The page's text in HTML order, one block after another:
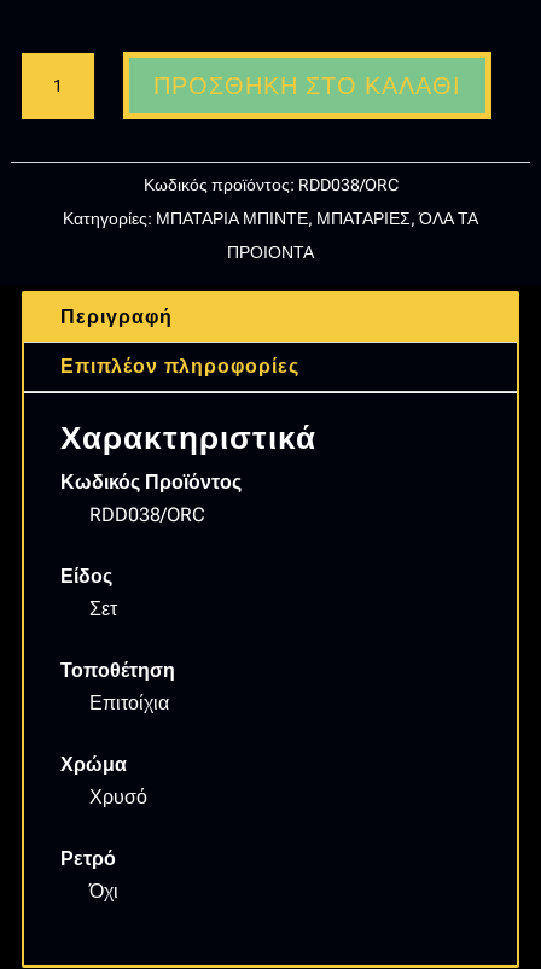
ΣΕΤ
RDD038/ORC
ποσότητα
ΠΡΟΣΘΉΚΗ ΣΤΟ ΚΑΛΆΘΙ
Κωδικός προϊόντος: RDD038/ORC
Κατηγορίες: ΜΠΑΤΑΡΙΑ ΜΠΙΝΤΕ, ΜΠΑΤΑΡΙΕΣ,ΌΛΑ ΤΑ
ΠΡΟΙΟΝΤΑ
Περιγραφή
Επιπλέον πληροφορίες
Χαρακτηριστικά
Κωδικός Προϊόντος
RDD038/ORC
Είδος
Σετ
Τοποθέτηση
Επιτοίχια
Χρώμα
Χρυσό
Ρετρό
Όχι